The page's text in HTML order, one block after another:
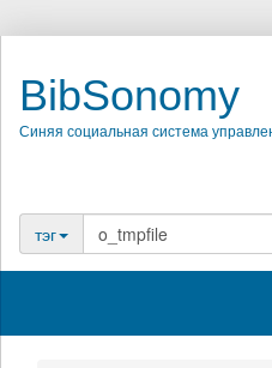
BibSonomy
Синяя социальная система
тэг